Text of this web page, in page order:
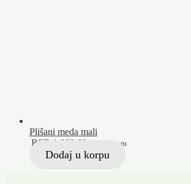
Plišani meda mali
RSD 1.800,00 Sa PDV-om
Dodaj u korpu